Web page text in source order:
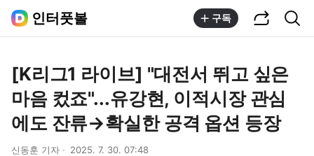
인터풋볼 구독
[K리그1 라이브] "대전서 뛰고 싶은
마음 컸죠"...유강현, 이적시장 관심
에도 잔류→확실한 공격 옵션 등장
신동훈 기자 2025. 7. 30. 07:48